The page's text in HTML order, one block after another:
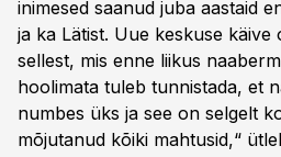
inimesed saanud juba aastaid
ja ka Lätist. Uue keskuse käive
sellest, mis enne liikus
hoolimata tuleb tunnistada, et
numbes üks ja see on selgelt
mõjutanud kõiki mahtusid,“